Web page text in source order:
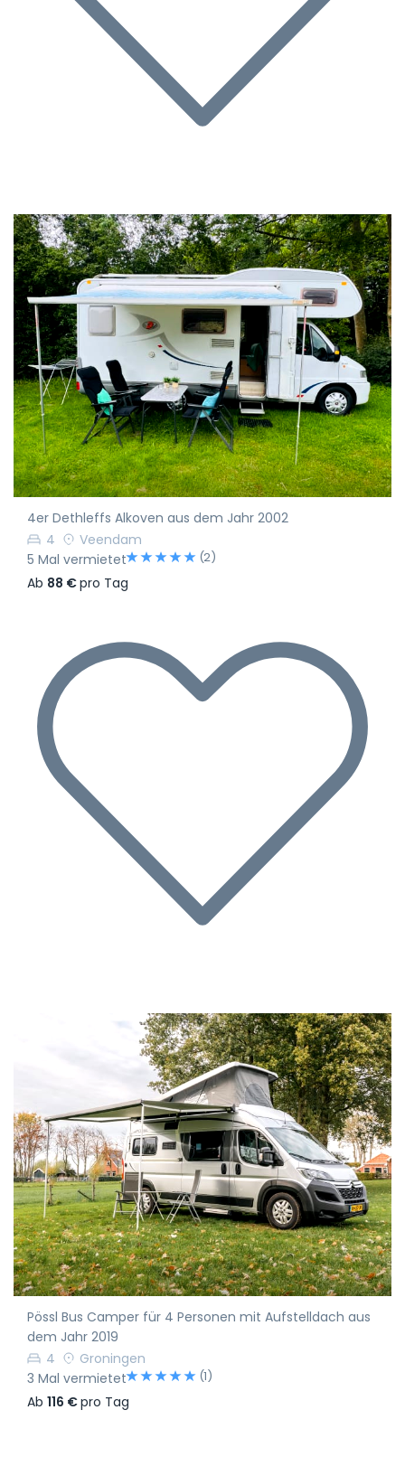
4er Dethleffs Alkoven aus dem Jahr 2002
4
Veendam
5 Mal vermietet
(2)
Ab 88 €pro Tag
Pössl Bus Camper für 4 Personen mit Aufstelldach aus
dem Jahr 2019
4
Groningen
3 Mal vermietet
(1)
Ab 116 €pro Tag